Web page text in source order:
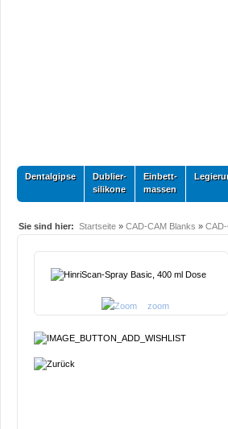
Dentalgipse
Dublier-
silikone
Einbett-
massen
Sie sind hier: Startseite » CAD-CAM Blanks »
zoom